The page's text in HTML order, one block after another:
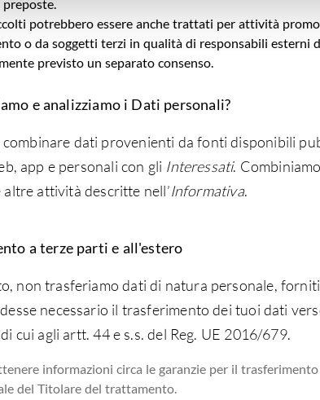
potrebbero essere anche trattati per attività
o da soggetti terzi in qualità di responsabili
previsto un separato consenso.
e analizziamo i Dati personali?
combinare dati provenienti da fonti disponibili
app e personali con gli Interessati.
altre attività descritte nell’Informativa.
a terze parti e all'estero
non trasferiamo dati di natura personale,
necessario il trasferimento dei tuoi dati
cui agli artt. 44 e s.s. del Reg. UE 2016/679.
informazioni circa le garanzie per il
del Titolare del trattamento.